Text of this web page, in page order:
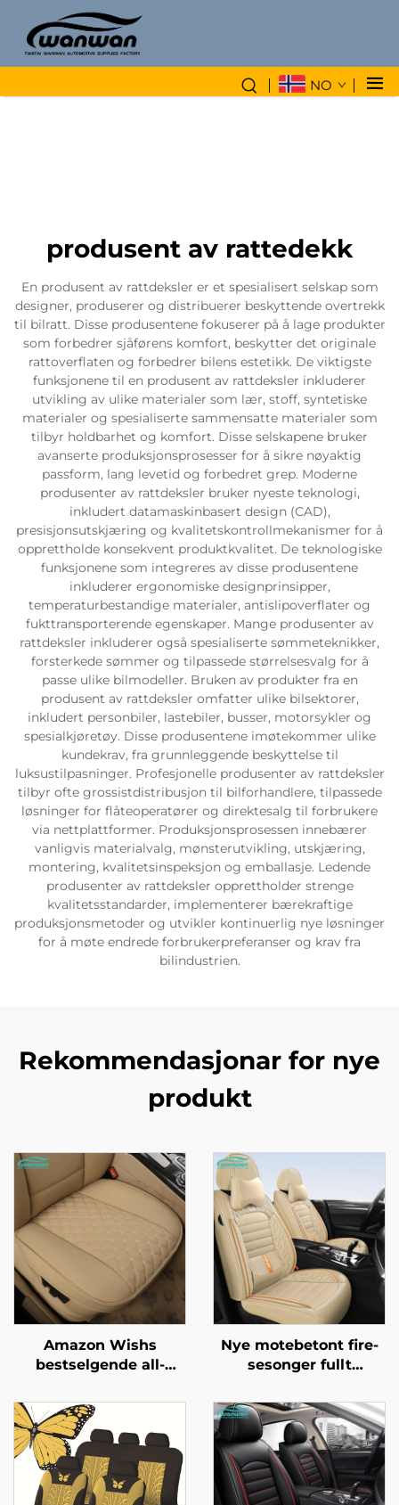
NO
produsent av rattedekk
En produsent av rattdeksler er et spesialisert selskap som
designer, produserer og distribuerer beskyttende overtrekk
til bilratt. Disse produsentene fokuserer på å lage produkter
som forbedrer sjåførens komfort, beskytter det originale
rattoverflaten og forbedrer bilens estetikk. De viktigste
funksjonene til en produsent av rattdeksler inkluderer
utvikling av ulike materialer som lær, stoff, syntetiske
materialer og spesialiserte sammensatte materialer som
tilbyr holdbarhet og komfort. Disse selskapene bruker
avanserte produksjonsprosesser for å sikre nøyaktig
passform, lang levetid og forbedret grep. Moderne
produsenter av rattdeksler bruker nyeste teknologi,
inkludert datamaskinbasert design (CAD),
presisjonsutskjæring og kvalitetskontrollmekanismer for å
opprettholde konsekvent produktkvalitet. De teknologiske
funksjonene som integreres av disse produsentene
inkluderer ergonomiske designprinsipper,
temperaturbestandige materialer, antislipoverflater og
fukttransporterende egenskaper. Mange produsenter av
rattdeksler inkluderer også spesialiserte sømmeteknikker,
forsterkede sømmer og tilpassede størrelsesvalg for å
passe ulike bilmodeller. Bruken av produkter fra en
produsent av rattdeksler omfatter ulike bilsektorer,
inkludert personbiler, lastebiler, busser, motorsykler og
spesialkjøretøy. Disse produsentene imøtekommer ulike
kundekrav, fra grunnleggende beskyttelse til
luksustilpasninger. Profesjonelle produsenter av rattdeksler
tilbyr ofte grossistdistribusjon til bilforhandlere, tilpassede
løsninger for flåteoperatører og direktesalg til forbrukere
via nettplattformer. Produksjonsprosessen innebærer
vanligvis materialvalg, mønsterutvikling, utskjæring,
montering, kvalitetsinspeksjon og emballasje. Ledende
produsenter av rattdeksler opprettholder strenge
kvalitetsstandarder, implementerer bærekraftige
produksjonsmetoder og utvikler kontinuerlig nye løsninger
for å møte endrede forbrukerpreferanser og krav fra
bilindustrien.
Rekommendasjonar for nye
produkt
Amazon Wishs
bestselgende all-
bilseterygg med full
ryggstøtteomfang
bilseterygg
Nye motebetont fire-
sesonger fullt
bilseteovertrekk
eksplosjonssikkert
silkeis materiale front
laget av lær